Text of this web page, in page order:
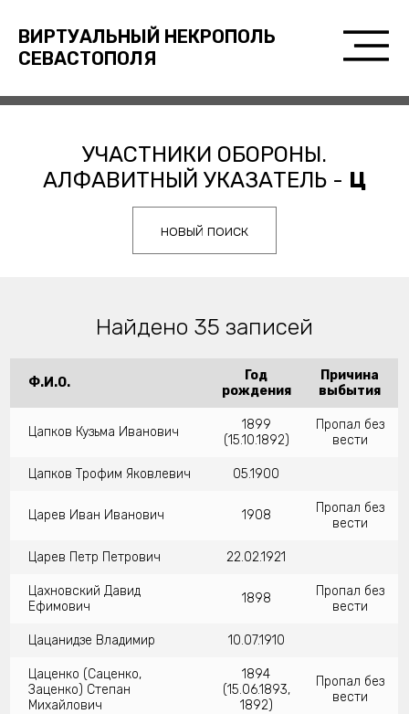
ВИРТУАЛЬНЫЙ НЕКРОПОЛЬ
СЕВАСТОПОЛЯ
УЧАСТНИКИ ОБОРОНЫ.
АЛФАВИТНЫЙ УКАЗАТЕЛЬ - Ц
новый поиск
Найдено 35 записей
Ф.И.О.
Год
рождения
Причина
выбытия
Цапков Кузьма Иванович
1899
(15.10.1892)
Пропал без
вести
Цапков Трофим Яковлевич 05.1900
Царев Иван Иванович 1908
Пропал без
вести
Царев Петр Петрович 22.02.1921
Цахновский Давид
Ефимович
1898
Пропал без
вести
Цацанидзе Владимир 10.07.1910
Цаценко (Саценко,
Заценко) Степан
Михайлович
1894
(15.06.1893,
1892)
Пропал без
вести